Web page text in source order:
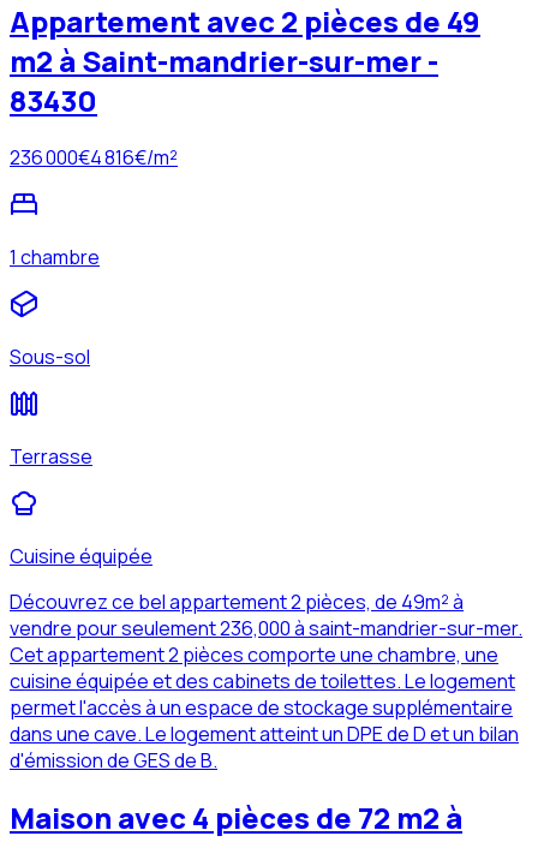
Appartement avec 2 pièces de 49
m2 à Saint-mandrier-sur-mer -
83430
236 000€4 816€/m²
1 chambre
Sous-sol
Terrasse
Cuisine équipée
Découvrez ce bel appartement 2 pièces, de 49m² à
vendre pour seulement 236,000 à saint-mandrier-sur-mer.
Cet appartement 2 pièces comporte une chambre, une
cuisine équipée et des cabinets de toilettes. Le logement
permet l'accès à un espace de stockage supplémentaire
dans une cave. Le logement atteint un DPE de D et un bilan
d'émission de GES de B.
Maison avec 4 pièces de 72 m2 à